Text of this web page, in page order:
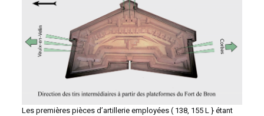
Les premières pièces d’artillerie employées ( 138, 155 L } étant